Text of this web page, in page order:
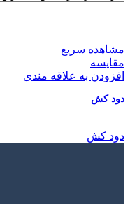
مشاهده سریع
مقایسه
افزودن به علاقه مندی
دود کش
دود کش